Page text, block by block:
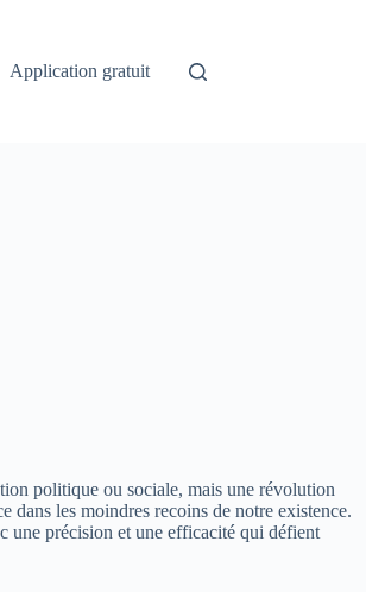
Application gratuit
politique ou sociale, mais une révolution
dans les moindres recoins de notre existence.
une précision et une efficacité qui défient